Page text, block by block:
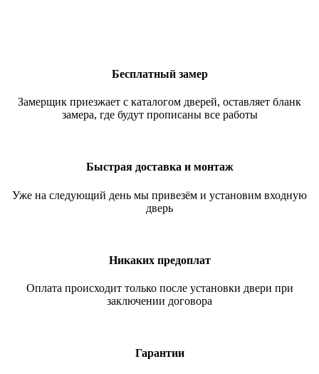
Бесплатный замер
Замерщик приезжает с каталогом дверей, оставляет бланк
замера, где будут прописаны все работы
Быстрая доставка и монтаж
Уже на следующий день мы привезём и установим входную
дверь
Никаких предоплат
Оплата происходит только после установки двери при
заключении договора
Гарантии